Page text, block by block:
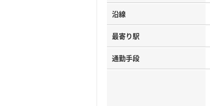
沿線
最寄り駅
通勤手段